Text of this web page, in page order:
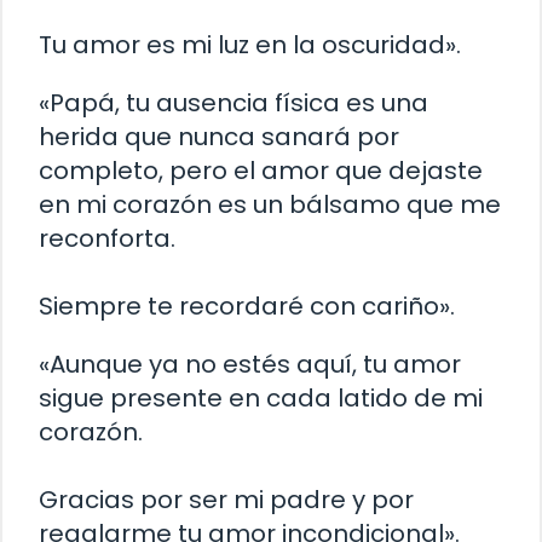
Tu amor es mi luz en la oscuridad».
«Papá, tu ausencia física es una
herida que nunca sanará por
completo, pero el amor que dejaste
en mi corazón es un bálsamo que me
reconforta.
Siempre te recordaré con cariño».
«Aunque ya no estés aquí, tu amor
sigue presente en cada latido de mi
corazón.
Gracias por ser mi padre y por
regalarme tu amor incondicional».